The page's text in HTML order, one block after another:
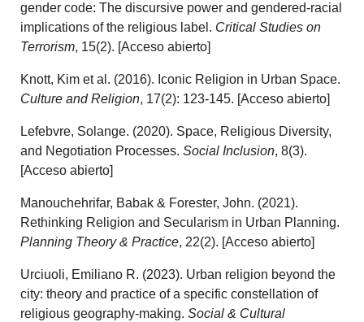
gender code: The discursive power and gendered-racial
implications of the religious label. Critical Studies on
Terrorism, 15(2). [Acceso abierto]
Knott, Kim et al. (2016). Iconic Religion in Urban Space.
Culture and Religion, 17(2): 123-145. [Acceso abierto]
Lefebvre, Solange. (2020). Space, Religious Diversity,
and Negotiation Processes.Social Inclusion, 8(3).
[Acceso abierto]
Manouchehrifar, Babak & Forester, John. (2021).
Rethinking Religion and Secularism in Urban Planning.
Planning Theory & Practice, 22(2). [Acceso abierto]
Urciuoli, Emiliano R. (2023). Urban religion beyond the
city: theory and practice of a specific constellation of
religious geography-making.Social & Cultural